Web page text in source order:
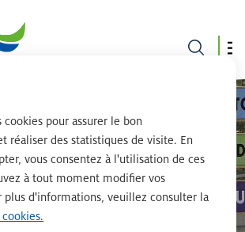
pour assurer le bon
réaliser des statistiques de visite. En
vous consentez à l'utilisation de ces
à tout moment modifier vos
plus d'informations, veuillez consulter la
principal